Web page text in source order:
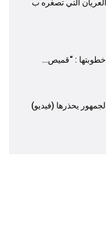
التي تصغره ب
خطوبتها : “قميص…
يحذرها (فيديو)